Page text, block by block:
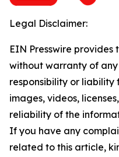
Legal Disclaimer:
EIN Presswire provides
without warranty of
responsibility or
images, videos,
reliability of the
If you have any
related to this article,